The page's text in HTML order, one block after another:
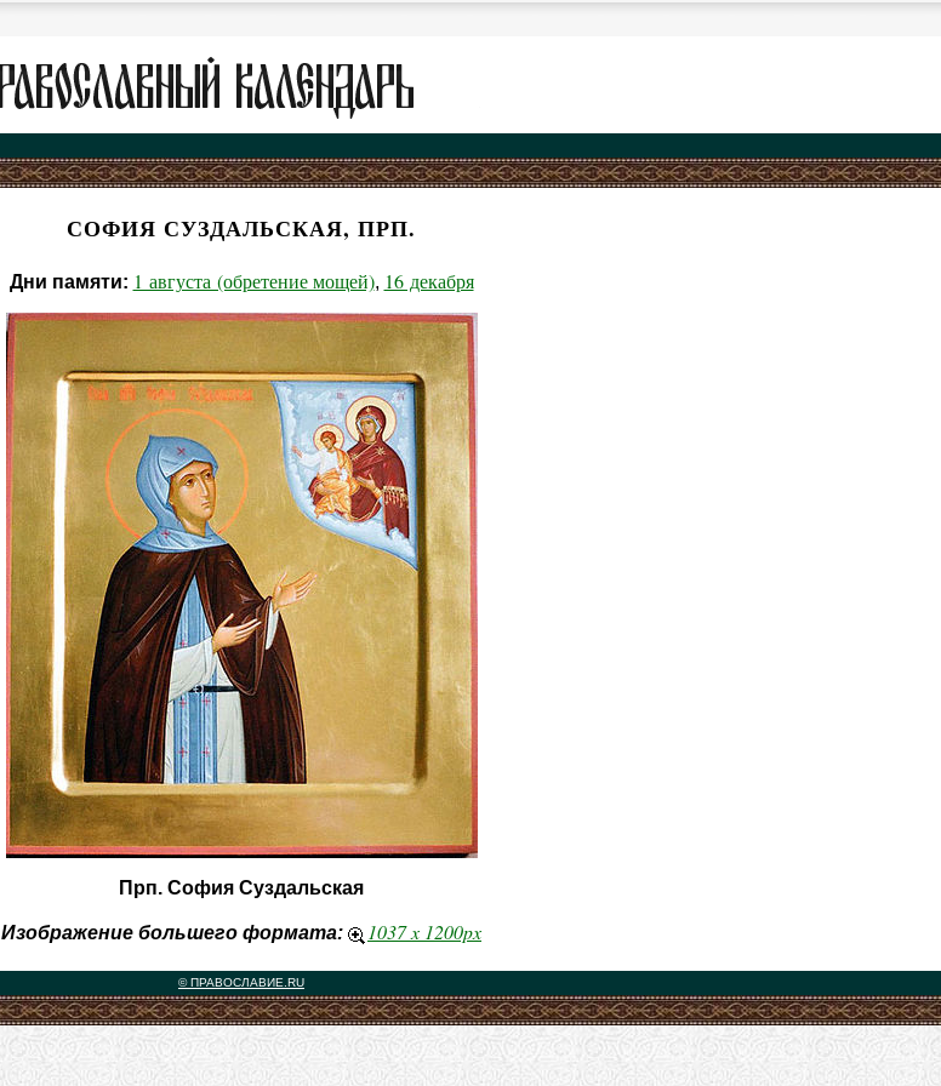
СОФИЯ СУЗДАЛЬСКАЯ, ПРП.
Дни памяти: 1 августа (обретение мощей), 16 декабря
Прп. София Суздальская
Изображение большего формата: 1037 x 1200px
© ПРАВОСЛАВИЕ.RU